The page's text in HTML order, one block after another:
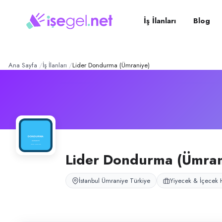
Dondurma
Lider Dondurma, İstanbul Ümraniye’de dondurma tezgâhı ve ön saha
pozisyonlar
Tezgahtar
İş İlanları Blog
Ana Sayfa İş İlanları Lider Dondurma (Ümraniye)
Lider Dondurma
İstanbul Ümraniye Türkiye Yiyecek & İçecek